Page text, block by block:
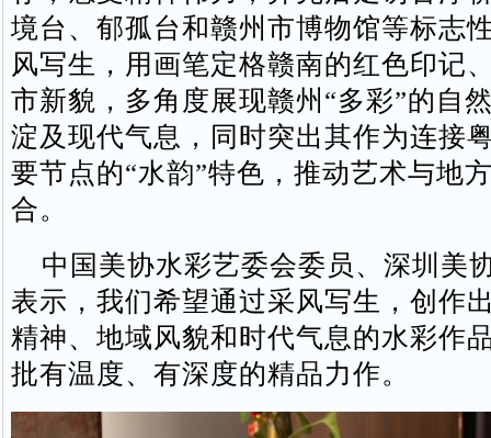
境台、郁孤台和赣州市博物馆等标志
风写生，用画笔定格赣南的红色印记
市新貌，多角度展现赣州“多彩”的自
淀及现代气息，同时突出其作为连接
要节点的“水韵”特色，推动艺术与地
合。
中国美协水彩艺委会委员、深圳美
表示，我们希望通过采风写生，创作
精神、地域风貌和时代气息的水彩作
批有温度、有深度的精品力作。